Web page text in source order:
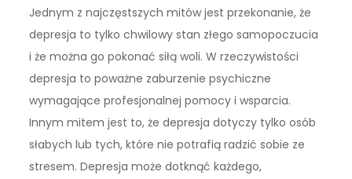
Jednym z najczęstszych mitów jest przekonanie, że
depresja to tylko chwilowy stan złego samopoczucia
i że można go pokonać siłą woli. W rzeczywistości
depresja to poważne zaburzenie psychiczne
wymagające profesjonalnej pomocy i wsparcia.
Innym mitem jest to, że depresja dotyczy tylko osób
słabych lub tych, które nie potrafią radzić sobie ze
stresem. Depresja może dotknąć każdego,